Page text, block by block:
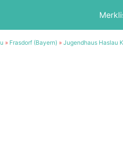
» Frasdorf (Bayern) » Jugendhaus Haslau